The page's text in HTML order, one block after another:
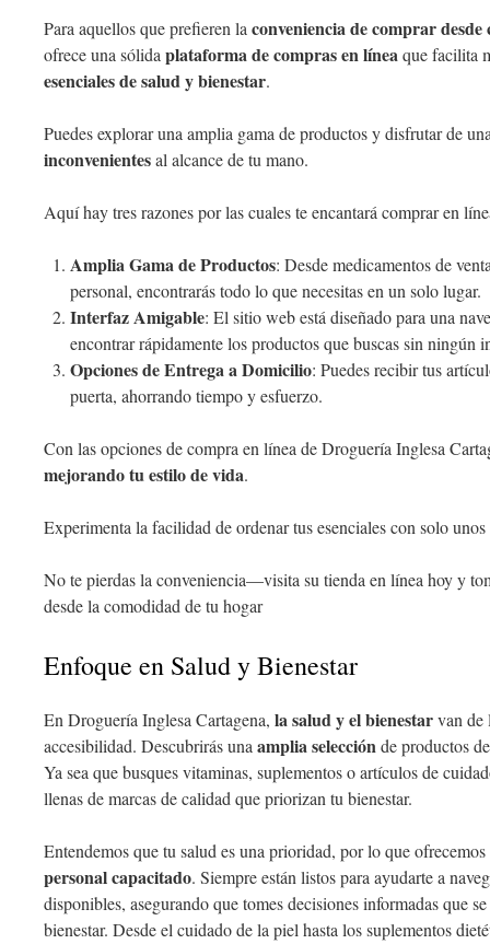
Para aquellos que prefieren la conveniencia de comprar desde
ofrece una sólida plataforma de compras en líneaque facilita
esenciales de salud y bienestar.
Puedes explorar una amplia gama de productos y disfrutar de
inconvenientesal alcance de tu mano.
Aquí hay tres razones por las cuales te encantará comprar en
Amplia Gama de Productos: Desde medicamentos de
personal, encontrarás todo lo que necesitas en un solo lugar.
Interfaz Amigable: El sitio web está diseñado para una
encontrar rápidamente los productos que buscas sin ningún
Opciones de Entrega a Domicilio: Puedes recibir tus
puerta, ahorrando tiempo y esfuerzo.
Con las opciones de compra en línea de Droguería Inglesa
mejorando tu estilo de vida.
Experimenta la facilidad de ordenar tus esenciales con solo
No te pierdas la conveniencia—visita su tienda en línea hoy y
desde la comodidad de tu hogar
Enfoque en Salud y Bienestar
En Droguería Inglesa Cartagena, la salud y el bienestarvan de
accesibilidad. Descubrirás una amplia selecciónde productos
Ya sea que busques vitaminas, suplementos o artículos de
llenas de marcas de calidad que priorizan tu bienestar.
Entendemos que tu salud es una prioridad, por lo que ofrecemos
personal capacitado. Siempre están listos para ayudarte a
disponibles, asegurando que tomes decisiones informadas que
bienestar. Desde el cuidado de la piel hasta los suplementos